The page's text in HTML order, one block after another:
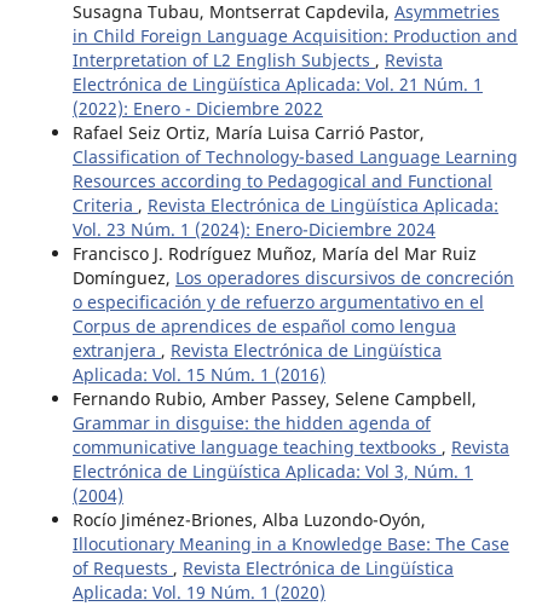
Susagna Tubau, Montserrat Capdevila, Asymmetries
in Child Foreign Language Acquisition: Production and
Interpretation of L2 English Subjects , Revista
Electrónica de Lingüística Aplicada: Vol. 21 Núm. 1
(2022): Enero - Diciembre 2022
Rafael Seiz Ortiz, María Luisa Carrió Pastor,
Classification of Technology-based Language Learning
Resources according to Pedagogical and Functional
Criteria , Revista Electrónica de Lingüística Aplicada:
Vol. 23 Núm. 1 (2024): Enero-Diciembre 2024
Francisco J. Rodríguez Muñoz, María del Mar Ruiz
Domínguez, Los operadores discursivos de concreción
o especificación y de refuerzo argumentativo en el
Corpus de aprendices de español como lengua
extranjera , Revista Electrónica de Lingüística
Aplicada: Vol. 15 Núm. 1 (2016)
Fernando Rubio, Amber Passey, Selene Campbell,
Grammar in disguise: the hidden agenda of
communicative language teaching textbooks , Revista
Electrónica de Lingüística Aplicada: Vol 3, Núm. 1
(2004)
Rocío Jiménez-Briones, Alba Luzondo-Oyón,
Illocutionary Meaning in a Knowledge Base: The Case
of Requests , Revista Electrónica de Lingüística
Aplicada: Vol. 19 Núm. 1 (2020)